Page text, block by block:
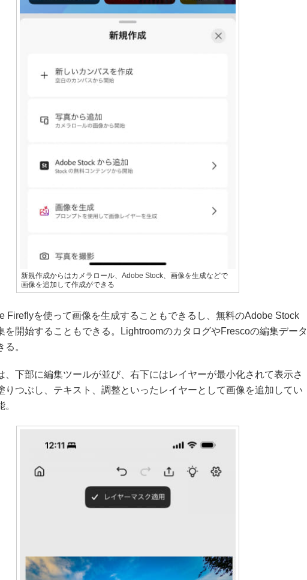
新規作成からはカメラロール、Adobe Stock、画像を生成などで
画像を追加して作成ができる
Fireflyを使って画像を生成することもできるし、無料のAdobe Stock
を開始することもできる。LightroomのカタログやFrescoの編集データ
。
、下部に編集ツールが並び、右下にはレイヤーが最小化されて表示さ
りつぶし、テキスト、調整といったレイヤーとして画像を追加してい